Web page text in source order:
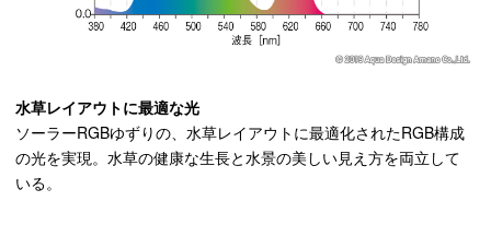
水草レイアウトに最適な光
ソーラーRGBゆずりの、水草レイアウトに最適化されたRGB構成
の光を実現。水草の健康な生長と水景の美しい見え方を両立して
いる。